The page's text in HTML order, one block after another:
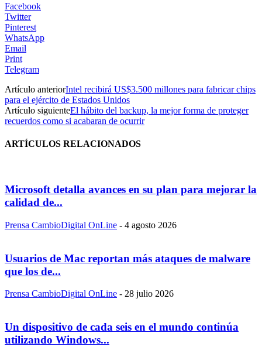
Facebook
Twitter
Pinterest
WhatsApp
Email
Print
Telegram
Artículo anteriorIntel recibirá US$3.500 millones para fabricar chips
para el ejército de Estados Unidos
Artículo siguienteEl hábito del backup, la mejor forma de proteger
recuerdos como si acabaran de ocurrir
ARTÍCULOS RELACIONADOS
Microsoft detalla avances en su plan para mejorar la
calidad de...
Prensa CambioDigital OnLine - 4 agosto 2026
Usuarios de Mac reportan más ataques de malware
que los de...
Prensa CambioDigital OnLine - 28 julio 2026
Un dispositivo de cada seis en el mundo continúa
utilizando Windows...